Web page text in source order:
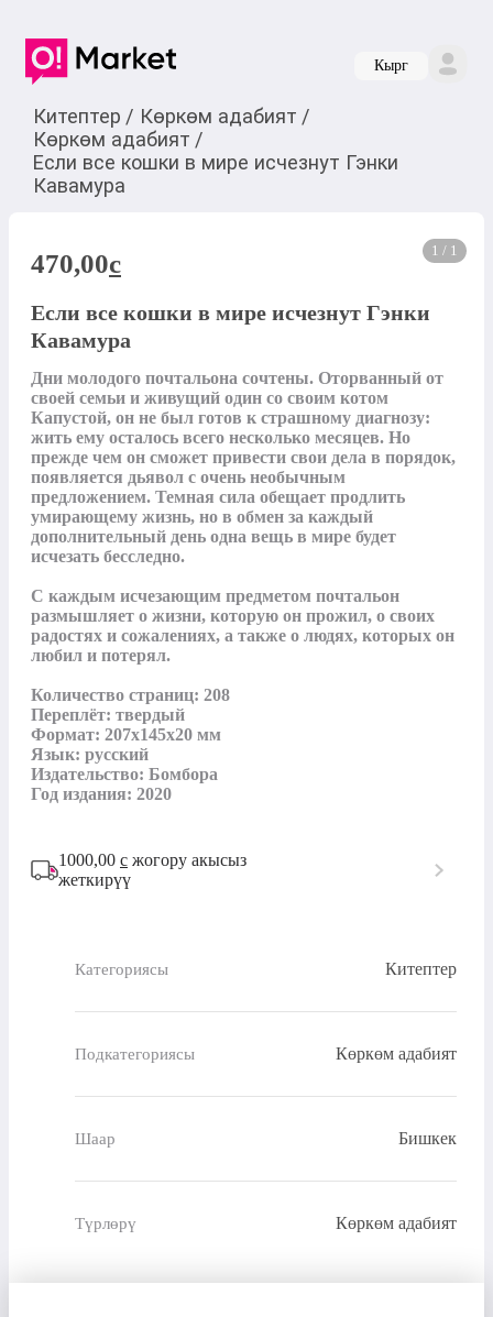
Кырг
Китептер / Көркөм адабият /
Көркөм адабият /
Если все кошки в мире исчезнут Гэнки
Кавамура
1 / 1
470,00c
Если все кошки в мире исчезнут Гэнки
Кавамура
Дни молодого почтальона сочтены. Оторванный от
своей семьи и живущий один со своим котом
Капустой, он не был готов к страшному диагнозу:
жить ему осталось всего несколько месяцев. Но
прежде чем он сможет привести свои дела в порядок,
появляется дьявол с очень необычным
предложением. Темная сила обещает продлить
умирающему жизнь, но в обмен за каждый
дополнительный день одна вещь в мире будет
исчезать бесследно.
С каждым исчезающим предметом почтальон
размышляет о жизни, которую он прожил, о своих
радостях и сожалениях, а также о людях, которых он
любил и потерял.
Количество страниц: 208
Переплёт: твердый
Формат: 207x145x20 мм
Язык: русский
Издательство: Бомбора
Год издания: 2020
1000,00 с жогору акысыз
жеткирүү
Категориясы Китептер
Подкатегориясы Көркөм адабият
Шаар Бишкек
Түрлөрү Көркөм адабият